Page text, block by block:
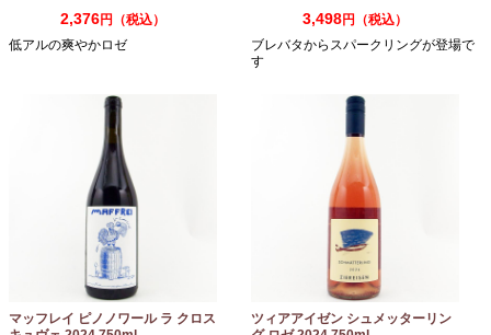
2,376円（税込）
低アルの爽やかロゼ
3,498円（税込）
ブレバタからスパークリングが登場で
す
マッフレイ ピノノワール ラ クロス
ツィアアイゼン シュメッターリン